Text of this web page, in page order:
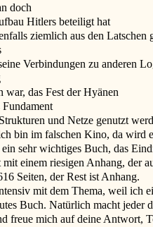
doch
Hitlers beteiligt hat
ziemlich aus den Latschen
Verbindungen zu anderen
war, das Fest der Hyänen
und Netze genutzt
bin im falschen Kino, da wird
sehr wichtiges Buch, das
einem riesigen Anhang, der
Seiten, der Rest ist Anhang.
mit dem Thema, weil ich
Buch. Natürlich macht jeder
freue mich auf deine Antwort,